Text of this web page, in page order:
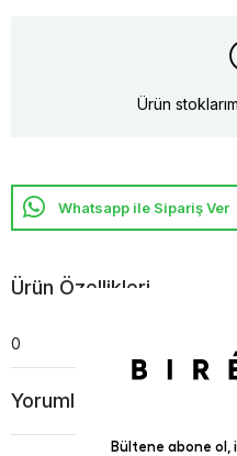
Ürün
Whatsapp ile Sipariş Ver
Ürün Özellikleri
0
Yorumlar